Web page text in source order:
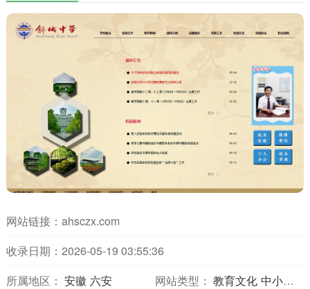
网站链接： ahsczx.com
收录日期：2026-05-19 03:55:36
所属地区： 安徽 六安 网站类型： 教育文化 中小学校